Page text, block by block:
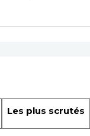
Les plus scrutés